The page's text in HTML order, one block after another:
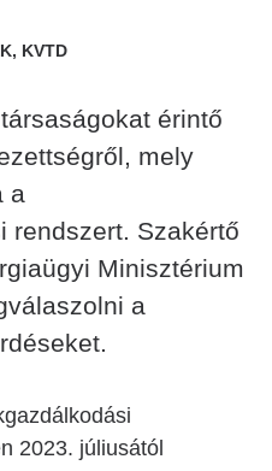
KVTD
érintő
mely
a
rendszert. Szakértő
Minisztérium
a
2023. júliusától